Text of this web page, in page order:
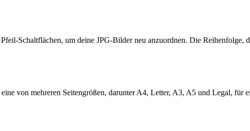
Schaltflächen, um deine JPG-Bilder neu anzuordnen. Die Reihenfolge,
von mehreren Seitengrößen, darunter A4, Letter, A3, A5 und Legal, für